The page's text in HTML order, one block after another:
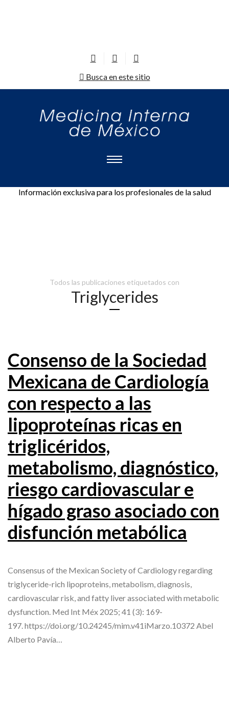
Busca en este sitio
Información exclusiva para los profesionales de la salud
Todos las publicaciones etiquetados con
Triglycerides
Consenso de la Sociedad
Mexicana de Cardiología
con respecto a las
lipoproteínas ricas en
triglicéridos,
metabolismo, diagnóstico,
riesgo cardiovascular e
hígado graso asociado con
disfunción metabólica
Consensus of the Mexican Society of Cardiology regarding
triglyceride-rich lipoproteins, metabolism, diagnosis,
cardiovascular risk, and fatty liver associated with metabolic
dysfunction. Med Int Méx 2025; 41 (3): 169-
197. https://doi.org/10.24245/mim.v41iMarzo.10372 Abel
Alberto Pavía…